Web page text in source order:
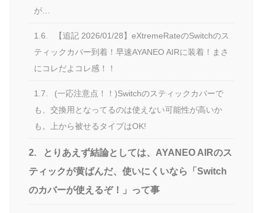
が…
1.6.
【追記 2026/01/28】eXtremeRateのSwitchのス
ティックカバー到着！早速AYANEO AIRに装着！まさ
にコレだよコレ感！！
1.7.
(一応注意点！！)Switchのスティックカバーで
も、交換用となってるのは使えない可能性が高いか
も。上から被せるタイプはOK!
2.
とりあえず結論としては、AYANEO AIRのス
ティックが黄ばんだ、使いにくいなら「Switch
のカバーが使えるぞ！」って事